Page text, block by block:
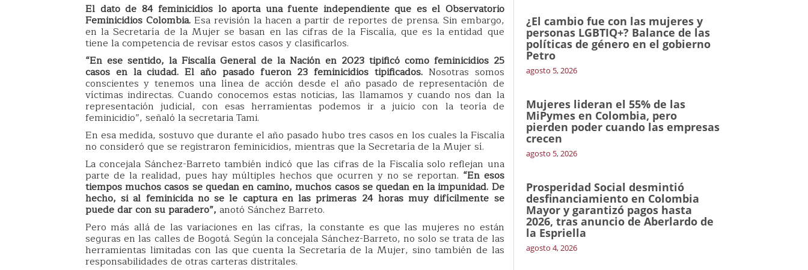
El dato de 84 feminicidios lo aporta una fuente independiente que es el Observatorio
Feminicidios Colombia.Esa revisión la hacen a partir de reportes de prensa. Sin embargo,
en la Secretaría de la Mujer se basan en las cifras de la Fiscalía, que es la entidad que
tiene la competencia de revisar estos casos y clasificarlos.
“En ese sentido, la Fiscalía General de la Nación en 2023 tipificó como feminicidios 25
casos en la ciudad. El año pasado fueron 23 feminicidios tipificados. Nosotras somos
conscientes y tenemos una línea de acción desde el año pasado de representación de
víctimas indirectas. Cuando conocemos estas noticias, las llamamos y cuando nos dan la
representación judicial, con esas herramientas podemos ir a juicio con la teoría de
feminicidio”, señaló la secretaria Tami.
En esa medida, sostuvo que durante el año pasado hubo tres casos en los cuales la Fiscalía
no consideró que se registraron feminicidios, mientras que la Secretaría de la Mujer sí.
La concejala Sánchez-Barreto también indicó que las cifras de la Fiscalía solo reflejan una
parte de la realidad, pues hay múltiples hechos que ocurren y no se reportan. “En esos
tiempos muchos casos se quedan en camino, muchos casos se quedan en la impunidad. De
hecho, si al feminicida no se le captura en las primeras 24 horas muy difícilmente se
puede dar con su paradero”, anotó Sánchez Barreto.
Pero más allá de las variaciones en las cifras, la constante es que las mujeres no están
seguras en las calles de Bogotá. Según la concejala Sánchez-Barreto, no solo se trata de las
herramientas limitadas con las que cuenta la Secretaría de la Mujer, sino también de las
responsabilidades de otras carteras distritales.
¿El cambio fue con las mujeres y
personas LGBTIQ+? Balance de las
políticas de género en el gobierno
Petro
agosto 5, 2026
Mujeres lideran el 55% de las
MiPymes en Colombia, pero
pierden poder cuando las empresas
crecen
agosto 5, 2026
Prosperidad Social desmintió
desfinanciamiento en Colombia
Mayor y garantizó pagos hasta
2026, tras anuncio de Aberlardo de
la Espriella
agosto 4, 2026